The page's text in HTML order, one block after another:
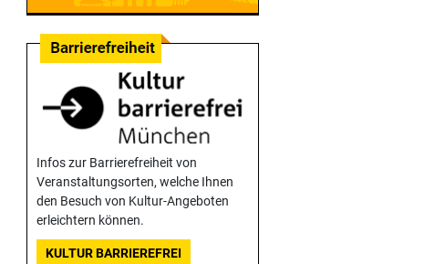
Infos zur Barrierefreiheit von
Veranstaltungsorten, welche Ihnen
den Besuch von Kultur-Angeboten
erleichtern können.
KULTUR BARRIEREFREI